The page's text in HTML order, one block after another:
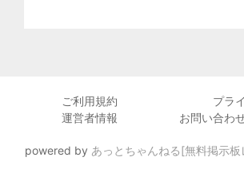
ご利用規約
プラ
運営者情報
お問い合わ
powered by あっとちゃんねる[無料掲示